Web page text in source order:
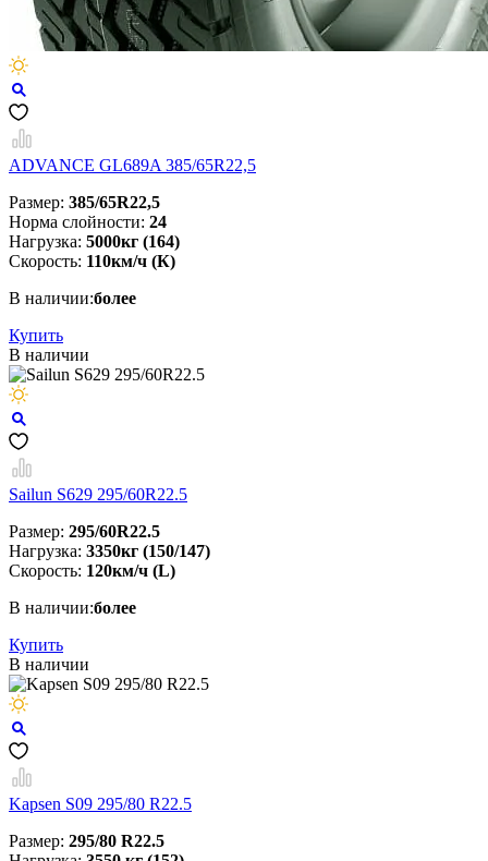
ADVANCE GL689A 385/65R22,5
Размер: 385/65R22,5
Норма слойности: 24
Нагрузка: 5000кг (164)
Скорость: 110км/ч (К)
В наличии:более
Купить
В наличии
Sailun S629 295/60R22.5
Размер: 295/60R22.5
Нагрузка: 3350кг (150/147)
Скорость: 120км/ч (L)
В наличии:более
Купить
В наличии
Kapsen S09 295/80 R22.5
Размер: 295/80 R22.5